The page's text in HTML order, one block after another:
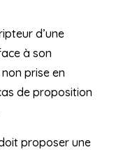
d’une
à son
prise en
de proposition
proposer une